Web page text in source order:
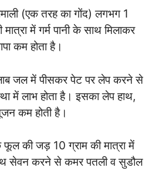
(एक तरह का गोंद) लगभग 1
मात्रा में गर्म पानी के साथ मिलाकर
कम होता है।
जल में पीसकर पेट पर लेप करने से
में लाभ होता है। इसका लेप हाथ,
कम होती है।
फूल की जड़ 10 ग्राम की मात्रा में
सेवन करने से कमर पतली व सुडौल